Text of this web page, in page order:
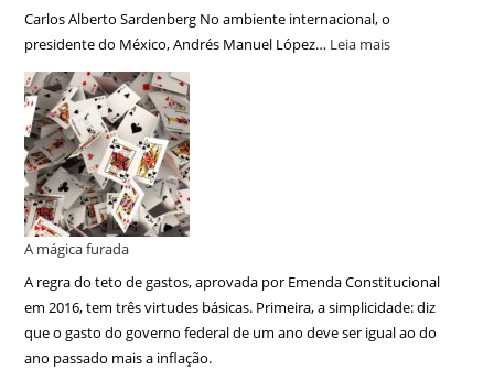
Carlos Alberto Sardenberg No ambiente internacional, o
presidente do México, Andrés Manuel López… Leia mais
A mágica furada
A regra do teto de gastos, aprovada por Emenda Constitucional
em 2016, tem três virtudes básicas. Primeira, a simplicidade: diz
que o gasto do governo federal de um ano deve ser igual ao do
ano passado mais a inflação.